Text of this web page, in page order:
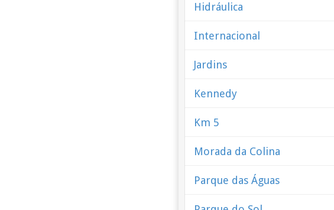
Hidráulica
Internacional
Jardins
Kennedy
Km 5
Morada da Colina
Parque das Águas